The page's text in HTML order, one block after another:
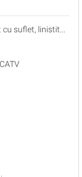
suflet, linistit...